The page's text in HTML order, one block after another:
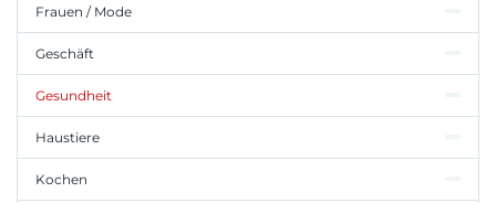
Frauen / Mode
Geschäft
Gesundheit
Haustiere
Kochen